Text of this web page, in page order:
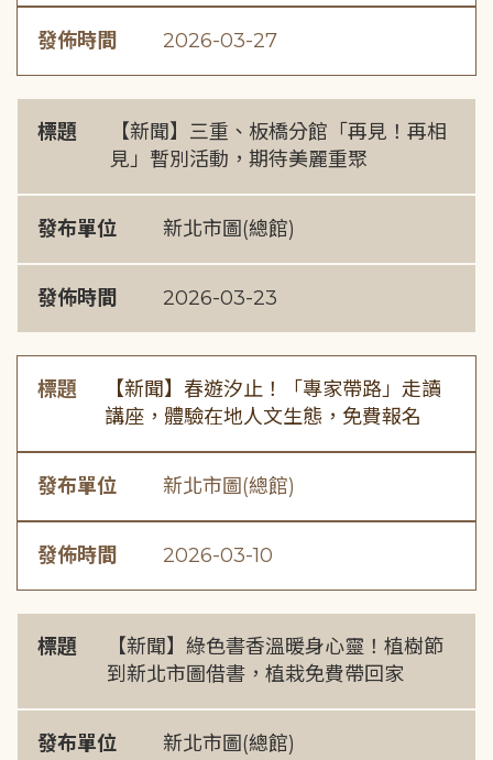
發佈時間 2026-03-27
標題
【新聞】三重、板橋分館「再見！再相
見」暫別活動，期待美麗重聚
發布單位 新北市圖(總館)
發佈時間 2026-03-23
標題
【新聞】春遊汐止！「專家帶路」走讀
講座，體驗在地人文生態，免費報名
發布單位 新北市圖(總館)
發佈時間 2026-03-10
標題
【新聞】綠色書香溫暖身心靈！植樹節
到新北市圖借書，植栽免費帶回家
發布單位 新北市圖(總館)